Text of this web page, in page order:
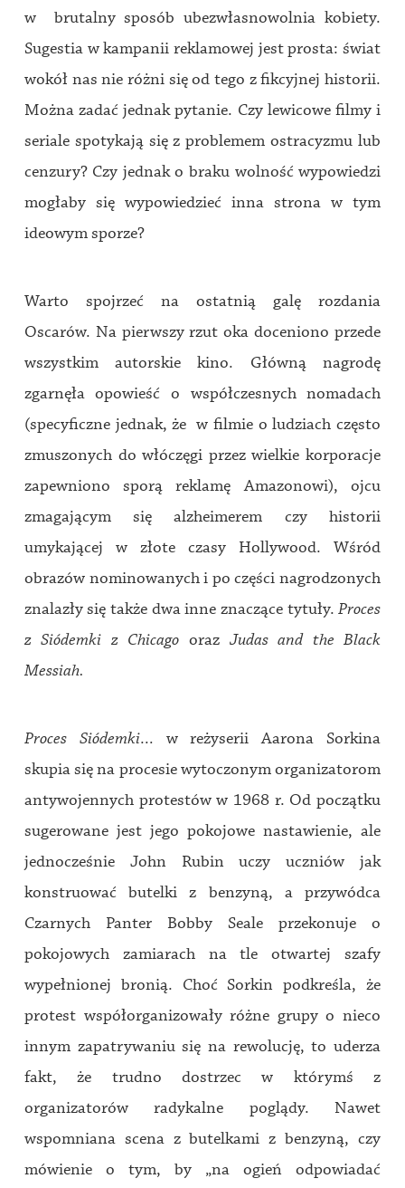
w brutalny sposób ubezwłasnowolnia kobiety.
Sugestia w kampanii reklamowej jest prosta: świat
wokół nas nie różni się od tego z fikcyjnej historii.
Można zadać jednak pytanie. Czy lewicowe filmy i
seriale spotykają się z problemem ostracyzmu lub
cenzury? Czy jednak o braku wolność wypowiedzi
mogłaby się wypowiedzieć inna strona w tym
ideowym sporze?
Warto spojrzeć na ostatnią galę rozdania
Oscarów. Na pierwszy rzut oka doceniono przede
wszystkim autorskie kino. Główną nagrodę
zgarnęła opowieść o współczesnych nomadach
(specyficzne jednak, że w filmie o ludziach często
zmuszonych do włóczęgi przez wielkie korporacje
zapewniono sporą reklamę Amazonowi), ojcu
zmagającym się alzheimerem czy historii
umykającej w złote czasy Hollywood. Wśród
obrazów nominowanych i po części nagrodzonych
znalazły się także dwa inne znaczące tytuły. Proces
z Siódemki z Chicago oraz Judas and the Black
Messiah.
Proces Siódemki… w reżyserii Aarona Sorkina
skupia się na procesie wytoczonym organizatorom
antywojennych protestów w 1968 r. Od początku
sugerowane jest jego pokojowe nastawienie, ale
jednocześnie John Rubin uczy uczniów jak
konstruować butelki z benzyną, a przywódca
Czarnych Panter Bobby Seale przekonuje o
pokojowych zamiarach na tle otwartej szafy
wypełnionej bronią. Choć Sorkin podkreśla, że
protest współorganizowały różne grupy o nieco
innym zapatrywaniu się na rewolucję, to uderza
fakt, że trudno dostrzec w którymś z
organizatorów radykalne poglądy. Nawet
wspomniana scena z butelkami z benzyną, czy
mówienie o tym, by „na ogień odpowiadać